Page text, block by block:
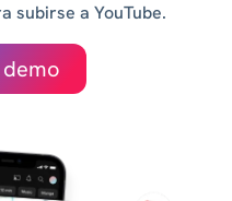
subirse a YouTube.